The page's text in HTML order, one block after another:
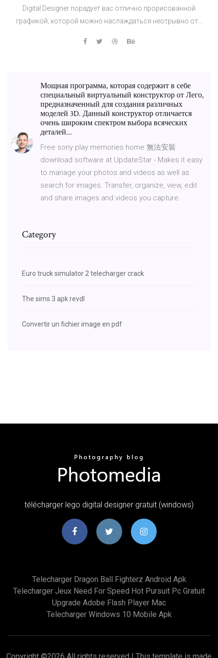
Digital Designer порадует вас отлично прорисованной
графикой, которой можно наслаждаться неотрывно от...
Мощная программа, которая содержит в себе
специальный виртуальный конструктор от Лего,
предназначенный для создания различных
моделей 3D. Данный конструктор отличается
очень широким спектром выбора всяческих
деталей...
Free sony play memories home 無法安裝
download software at UpdateStar - Makes it easy
to manage your photos and videos as well as
search for images. Transfer, organize, view, edit
and share images and videos you capture.
Category
Euro truck simulator 2 telecharger crack
The sims 3 apk revdl
Convertir un fichier image en pdf
télécharger lego digital designer gratuit (windows)
Telecharger Dragon Ball Fighterz Android Apk
Telecharger Jeux Need For Speed Hot Pursuit Pc Gratuit
Upgrade Adobe Flash Player Mac
Telecharger Windows 10 Mobile Apk